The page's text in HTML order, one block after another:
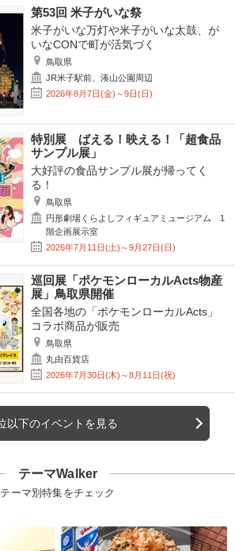
第53回 米子がいな祭
米子がいな万灯や米子がいな太鼓、が
いなCONで町が活気づく
鳥取県
JR米子駅前、湊山公園周辺
2026年8月7日(金)～9日(日)
特別展 ばえる！映える！「超食品
サンプル展」
大好評の食品サンプル展が帰ってく
る！
鳥取県
円形劇場くらよしフィギュアミュージアム 1
階企画展示室
2026年7月11日(土)～9月27日(日)
巡回展「ポケモンローカルActs物産
展」鳥取県開催
全国各地の「ポケモンローカルActs」
コラボ商品が販売
鳥取県
丸由百貨店
2026年7月30日(木)～8月11日(祝)
以下のイベントを見る
テーマWalker
テーマ別特集をチェック